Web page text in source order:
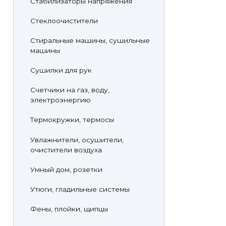
Стеклоочистители
Стиральные машины, сушильные
машины
Сушилки для рук
Счетчики на газ, воду,
электроэнергию
Термокружки, термосы
Увлажнители, осушители,
очистители воздуха
Умный дом, розетки
Утюги, гладильные системы
Фены, плойки, щипцы